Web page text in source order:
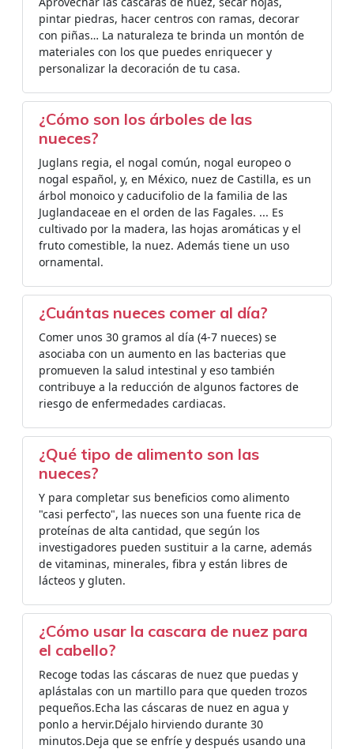
pintar piedras, hacer centros con ramas, decorar
con piñas… La naturaleza te brinda un montón de
materiales con los que puedes enriquecer y
personalizar la decoración de tu casa.
¿Cómo son los árboles de las
nueces?
Juglans regia, el nogal común, nogal europeo o
nogal español, y, en México, nuez de Castilla, es un
árbol monoico y caducifolio de la familia de las
Juglandaceae en el orden de las Fagales. ... Es
cultivado por la madera, las hojas aromáticas y el
fruto comestible, la nuez. Además tiene un uso
ornamental.
¿Cuántas nueces comer al día?
Comer unos 30 gramos al día (4-7 nueces) se
asociaba con un aumento en las bacterias que
promueven la salud intestinal y eso también
contribuye a la reducción de algunos factores de
riesgo de enfermedades cardiacas.
¿Qué tipo de alimento son las
nueces?
Y para completar sus beneficios como alimento
"casi perfecto", las nueces son una fuente rica de
proteínas de alta cantidad, que según los
investigadores pueden sustituir a la carne, además
de vitaminas, minerales, fibra y están libres de
lácteos y gluten.
¿Cómo usar la cascara de nuez para
el cabello?
Recoge todas las cáscaras de nuez que puedas y
aplástalas con un martillo para que queden trozos
pequeños.Echa las cáscaras de nuez en agua y
ponlo a hervir.Déjalo hirviendo durante 30
minutos.Deja que se enfríe y después usando una